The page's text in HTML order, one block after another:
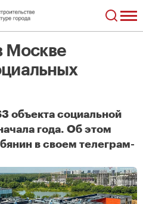
Москве
объекта социальной
года. Об этом
в своем телеграм-